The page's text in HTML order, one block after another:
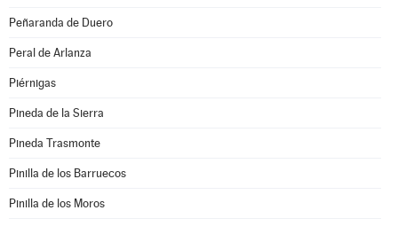
Peñaranda de Duero
Peral de Arlanza
Piérnigas
Pineda de la Sierra
Pineda Trasmonte
Pinilla de los Barruecos
Pinilla de los Moros